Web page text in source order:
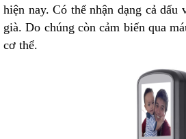
hiện nay. Có thể nhận dạng cả
già. Do chúng còn cảm biến qua
cơ thể.